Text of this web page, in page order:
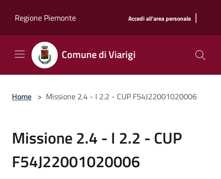
Regione Piemonte
Accedi all'area personale |
Comune di Viarigi
Home > Missione 2.4 - I 2.2 - CUP F54J22001020006
Missione 2.4 - I 2.2 - CUP
F54J22001020006